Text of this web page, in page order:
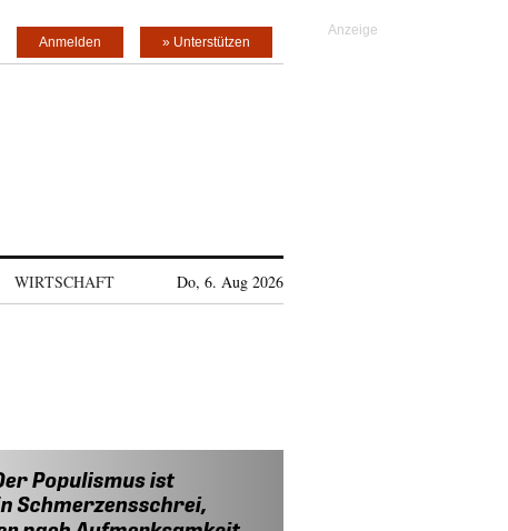
» Unterstützen
Anmelden
WIRTSCHAFT Do, 6. Aug 2026